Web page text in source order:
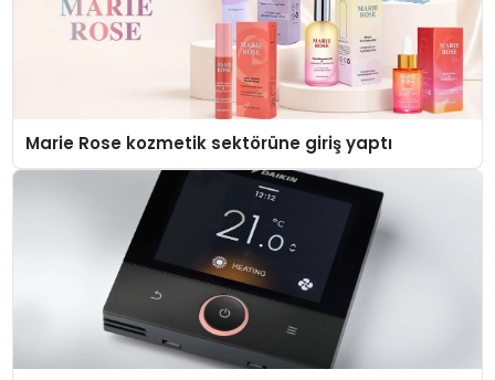
Marie Rose kozmetik sektörüne giriş yaptı